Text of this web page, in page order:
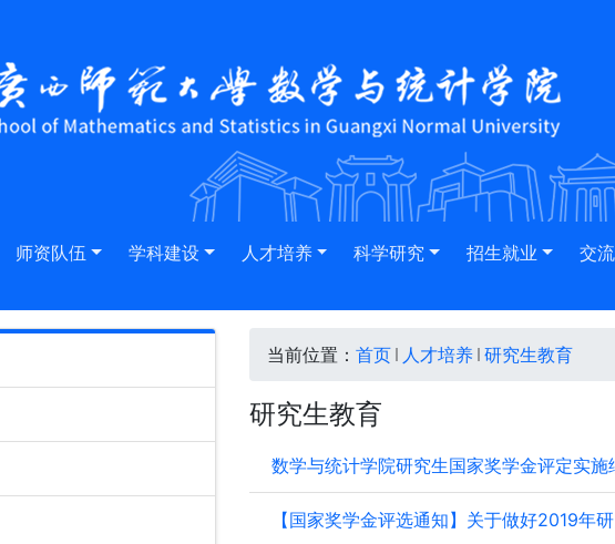
师资队伍 学科建设 人才培养 科学研究 招生就业 交
当前位置： 首页 人才培养 研究生教育
研究生教育
数学与统计学院研究生国家奖学金评定实施
【国家奖学金评选通知】关于做好2019年